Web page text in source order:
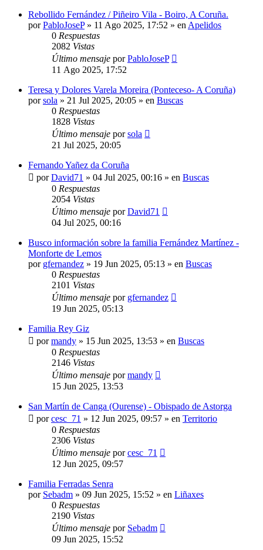
Rebollido Fernández / Piñeiro Vila - Boiro, A Coruña.
porPabloJoseP» 11 Ago 2025, 17:52 » en Apelidos
0 Respuestas
2082 Vistas
Último mensaje porPabloJoseP
11 Ago 2025, 17:52
Teresa y Dolores Varela Moreira (Ponteceso- A Coruña)
porsola » 21 Jul 2025, 20:05 » en Buscas
0 Respuestas
1828 Vistas
Último mensaje porsola
21 Jul 2025, 20:05
Fernando Yañez da Coruña
porDavid71 » 04 Jul 2025, 00:16 » en Buscas
0 Respuestas
2054 Vistas
Último mensaje porDavid71
04 Jul 2025, 00:16
Busco información sobre la familia Fernández Martínez -
Monforte de Lemos
por gfernandez » 19 Jun 2025, 05:13 » en Buscas
0 Respuestas
2101 Vistas
Último mensaje por gfernandez
19 Jun 2025, 05:13
Familia Rey Giz
pormandy » 15 Jun 2025, 13:53 » en Buscas
0 Respuestas
2146 Vistas
Último mensaje pormandy
15 Jun 2025, 13:53
San Martín de Canga (Ourense) - Obispado de Astorga
porcesc_71 » 12 Jun 2025, 09:57 » en Territorio
0 Respuestas
2306 Vistas
Último mensaje porcesc_71
12 Jun 2025, 09:57
Familia Ferradas Senra
por Sebadm » 09 Jun 2025, 15:52 » en Liñaxes
0 Respuestas
2190 Vistas
Último mensaje por Sebadm
09 Jun 2025, 15:52